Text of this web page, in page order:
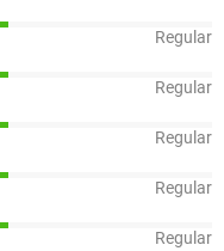
Regular
Regular
Regular
Regular
Regular